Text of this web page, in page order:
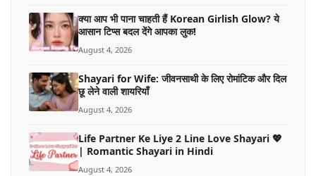
क्या आप भी पाना चाहती हैं Korean Girlish Glow? ये
आसान टिप्स बदल देंगे आपका लुक!
August 4, 2026
Shayari for Wife: जीवनसाथी के लिए रोमांटिक और दिल
छू लेने वाली शायरियाँ
August 4, 2026
Life Partner Ke Liye 2 Line Love Shayari 💖
| Romantic Shayari in Hindi
August 4, 2026